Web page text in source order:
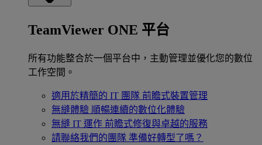
TeamViewer ONE 平台
所有功能整合於一個平台中，主動管理並優化您的數位
工作空間。
適用於精簡的 IT 團隊 前瞻式裝置管理
無縫體驗 順暢連續的數位化體驗
無縫 IT 運作 前瞻式修復與卓越的服務
請聯絡我們的團隊 準備好轉型了嗎？